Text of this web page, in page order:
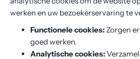
werken en uw bezoekerservaring te
Functionele cookies: Zorgen
goed werken.
Analytische cookies: